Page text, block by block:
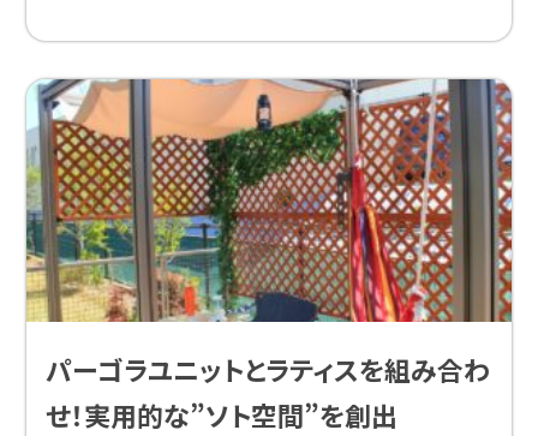
パーゴラユニットとラティスを組み合わ
せ！実用的な”ソト空間”を創出